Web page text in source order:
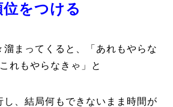
位をつける
溜まってくると、「あれもやらな
れもやらなきゃ」と
し、結局何もできないまま時間が